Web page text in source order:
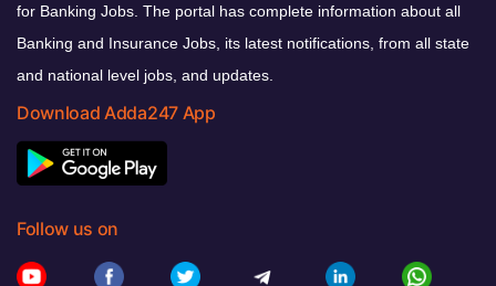
for Banking Jobs. The portal has complete information about all
Banking and Insurance Jobs, its latest notifications, from all state
and national level jobs, and updates.
Download Adda247 App
Follow us on